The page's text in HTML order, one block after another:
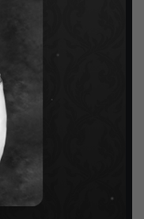
โครงการประตู